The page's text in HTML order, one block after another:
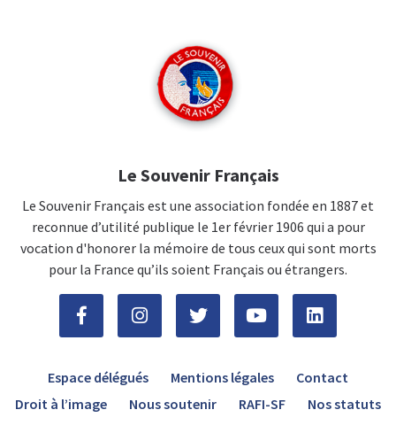
Le Souvenir Français
Le Souvenir Français est une association fondée en 1887 et
reconnue d’utilité publique le 1er février 1906 qui a pour
vocation d'honorer la mémoire de tous ceux qui sont morts
pour la France qu’ils soient Français ou étrangers.
Espace délégués Mentions légales
Contact
Droit à l’image
Nous soutenir RAFI-SF Nos statuts